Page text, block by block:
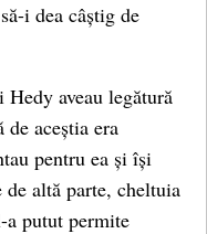
i dea câștig de
aveau legătură
aceștia era
pentru ea și își
altă parte, cheltuia
a putut permite